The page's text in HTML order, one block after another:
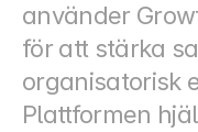
använder
för att stärka
organisatorisk
Plattformen